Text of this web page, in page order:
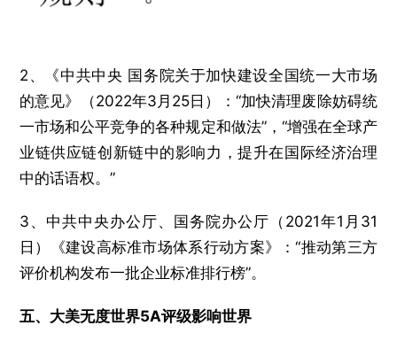
2、《中共中央 国务院关于加快建设全国统一大市场
的意见》（2022年3月25日）：“加快清理废除妨碍统
一市场和公平竞争的各种规定和做法”，“增强在全球产
业链供应链创新链中的影响力，提升在国际经济治理
中的话语权。”
3、中共中央办公厅、国务院办公厅（2021年1月31
日）《建设高标准市场体系行动方案》：“推动第三方
评价机构发布一批企业标准排行榜”。
五、大美无度世界5A评级影响世界